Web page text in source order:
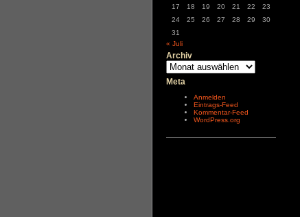
17
18 19 20 21 22
23
24
25 26 27 28 29
30
31
« Juli
Archiv
Archiv
Meta
Anmelden
Eintrags-Feed
Kommentar-Feed
WordPress.org